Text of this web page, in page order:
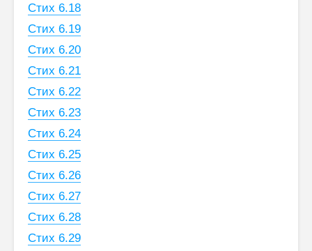
Стих 6.18
Стих 6.19
Стих 6.20
Стих 6.21
Стих 6.22
Стих 6.23
Стих 6.24
Стих 6.25
Стих 6.26
Стих 6.27
Стих 6.28
Стих 6.29